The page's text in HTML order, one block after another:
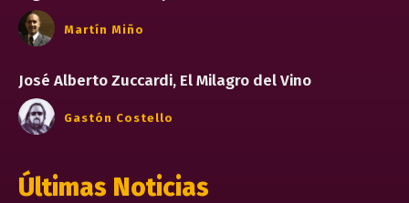
Martín Miño
José Alberto Zuccardi, El Milagro del Vino
Gastón Costello
Últimas Noticias